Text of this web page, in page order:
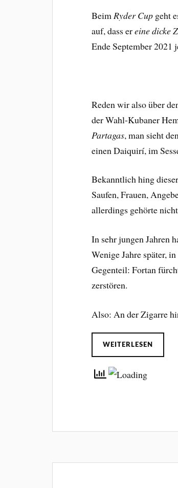
Beim Ryder Cup geht
auf, dass ereine dicke
Ende September 2021
Reden wir also über
der Wahl-Kubaner
Partagas, man sieht
einen Daiquirí, im
Bekanntlich hing
Saufen, Frauen,
allerdings gehörte
In sehr jungen Jahren
Wenige Jahre später,
Gegenteil: Fortan
zerstören.
Also: An der Zigarre
WEITERLESEN